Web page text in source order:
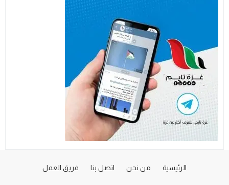
الرئيسية من نحن اتصل بنا فريق العمل